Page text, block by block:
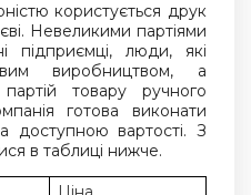
користується друк
Невеликими партіями
підприємці, люди, які
виробництвом, а
товару ручного
готова виконати
доступною вартості. З
в таблиці нижче.